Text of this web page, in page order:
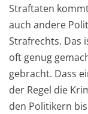
Straftaten
auch andere
Strafrechts. Das
oft genug
gebracht. Dass
der Regel die
den Politikern